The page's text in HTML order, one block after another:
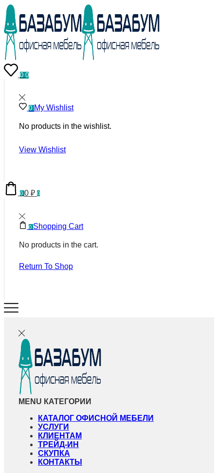
0 0
0 My Wishlist
No products in the wishlist.
View Wishlist
0 0 ₽ 0
0 Shopping Cart
No products in the cart.
Return To Shop
MENU КАТЕГОРИИ
КАТАЛОГ ОФИСНОЙ МЕБЕЛИ
УСЛУГИ
КЛИЕНТАМ
ТРЕЙД-ИН
СКУПКА
КОНТАКТЫ